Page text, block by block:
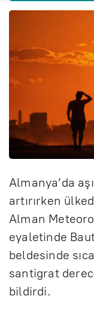
Almanya’da
artırırken
Alman
eyaletinde
beldesinde
santigrat
bildirdi.